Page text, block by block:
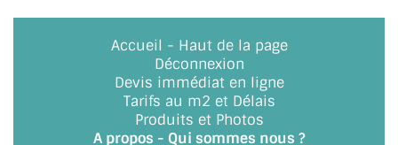
PLATS ET CORNIÈRES
LES CHARNIÈRES DE PORTE EN VERRE
BOUTONS ET POIGNÉES
Accueil - Haut de la page
Déconnexion
Devis immédiat en ligne
Tarifs au m2 et Délais
Produits et Photos
A propos - Qui sommes nous ?